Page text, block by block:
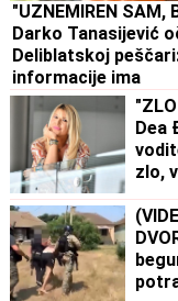
"UZNEMIREN SAM,
Darko Tanasijević
Deliblatskoj
informacije ima
Dea
zlo,